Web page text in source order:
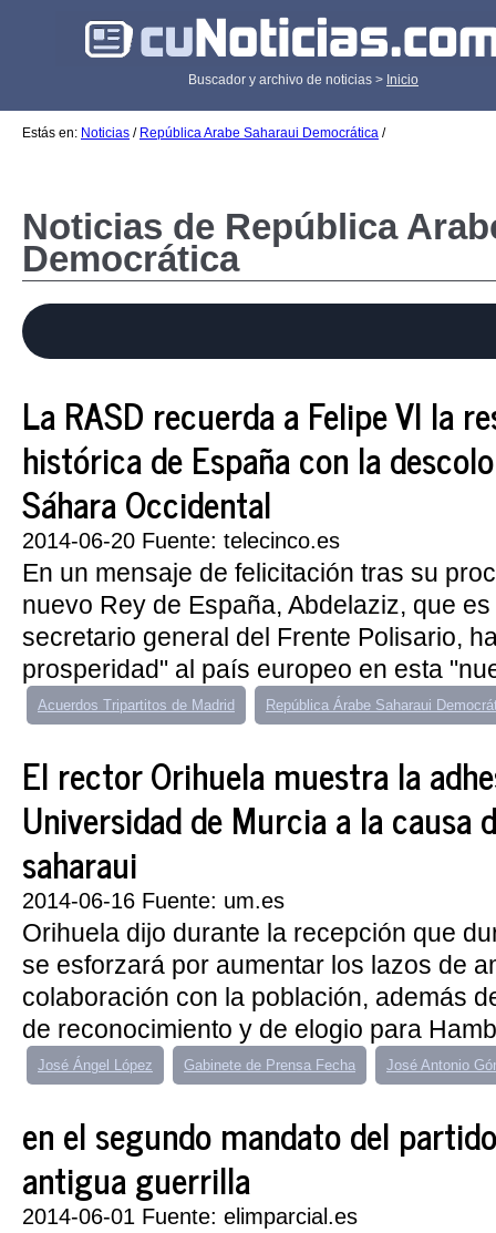
Buscador y archivo de noticias > Inicio
Estás en: Noticias / República Arabe Saharaui Democrática /
Noticias de República
Democrática
La RASD recuerda a Felipe VI la
histórica de España con la
Sáhara Occidental
2014-06-20 Fuente: telecinco.es
En un mensaje de felicitación tras su
nuevo Rey de España, Abdelaziz, que
secretario general del Frente Polisario,
prosperidad" al país europeo en esta
Acuerdos Tripartitos de Madrid República Árabe Saharaui
El rector Orihuela muestra la
Universidad de Murcia a la causa
saharaui
2014-06-16 Fuente: um.es
Orihuela dijo durante la recepción que
se esforzará por aumentar los lazos de
colaboración con la población, además
de reconocimiento y de elogio para
José Ángel López Gabinete de Prensa Fecha José Antonio
en el segundo mandato del
antigua guerrilla
2014-06-01 Fuente: elimparcial.es